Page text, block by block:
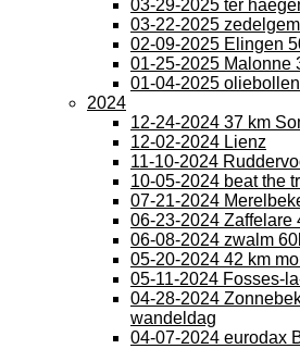
03-29-2025 ter
03-22-2025
02-09-2025 Elingen
01-25-2025 Malonne
01-04-2025
2024
12-24-2024 37 km
12-02-2024 Lienz
11-10-2024
10-05-2024 beat the
07-21-2024
06-23-2024 Zaffelare
06-08-2024 zwalm
05-20-2024 42 km
05-11-2024 Fosses-
04-28-2024
wandeldag
04-07-2024 eurodax